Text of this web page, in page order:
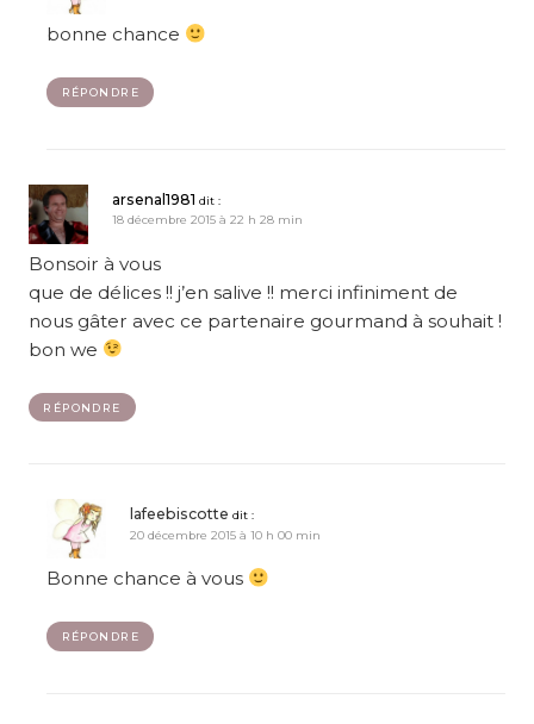
bonne chance
RÉPONDRE
arsenal1981 dit :
18 décembre 2015 à 22 h 28 min
Bonsoir à vous
que de délices !! j’en salive !! merci infiniment de
nous gâter avec ce partenaire gourmand à souhait !
bon we
RÉPONDRE
lafeebiscotte dit :
20 décembre 2015 à 10 h 00 min
Bonne chance à vous
RÉPONDRE